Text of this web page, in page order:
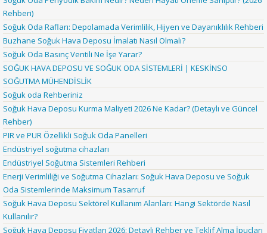
Rehberi)
Soğuk Oda Rafları: Depolamada Verimlilik, Hijyen ve Dayanıklılık Rehberi
Buzhane Soğuk Hava Deposu İmalatı Nasıl Olmalı?
Soğuk Oda Basınç Ventili Ne İşe Yarar?
SOĞUK HAVA DEPOSU VE SOĞUK ODA SİSTEMLERİ | KESKİNSO
SOĞUTMA MÜHENDİSLİK
Soğuk oda Rehberiniz
Soğuk Hava Deposu Kurma Maliyeti 2026 Ne Kadar? (Detaylı ve Güncel
Rehber)
PIR ve PUR Özellikli Soğuk Oda Panelleri
Endüstriyel soğutma cihazları
Endüstriyel Soğutma Sistemleri Rehberi
Enerji Verimliliği ve Soğutma Cihazları: Soğuk Hava Deposu ve Soğuk
Oda Sistemlerinde Maksimum Tasarruf
Soğuk Hava Deposu Sektörel Kullanım Alanları: Hangi Sektörde Nasıl
Kullanılır?
Soğuk Hava Deposu Fiyatları 2026: Detaylı Rehber ve Teklif Alma İpuçları